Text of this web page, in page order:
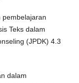
pembelajaran
Teks dalam
(JPDK) 4.3
dalam